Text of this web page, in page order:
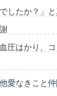
したか？」
圧はかり、
愛なきこと